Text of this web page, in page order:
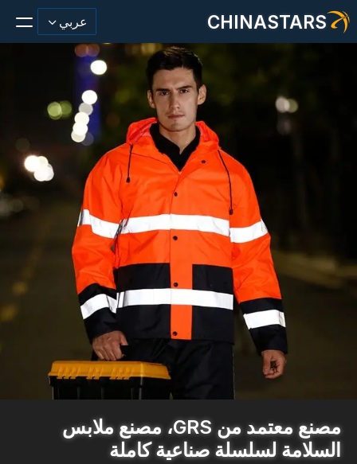
CHINASTARS عربي
مادة عاكسة/شريط
أزياء عاكسة النسيج
ملابس السلامة
يتوهج في المواد المظلمة
غسيل صناعي
حول تشاينا ستارز
فيديو
مصنع معتمد من GRS، مصنع ملابس
السلامة لسلسلة صناعية كاملة